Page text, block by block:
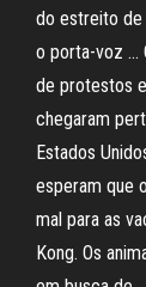
do estreito de
o porta-voz …
de protestos
chegaram
Estados
esperam que
mal para as
Kong. Os